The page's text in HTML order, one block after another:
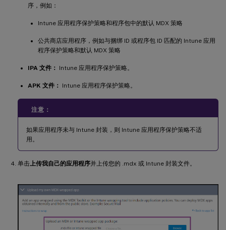
序，例如：
Intune 应用程序保护策略和程序包中的默认 MDX 策略
公共商店应用程序，例如与捆绑 ID 或程序包 ID 匹配的 Intune 应用
程序保护策略和默认 MDX 策略
IPA 文件： Intune 应用程序保护策略。
APK 文件： Intune 应用程序保护策略。
注意：
如果应用程序未与 Intune 封装，则 Intune 应用程序保护策略不适
用。
单击 上传我自己的应用程序并上传您的 .mdx 或 Intune 封装文件。